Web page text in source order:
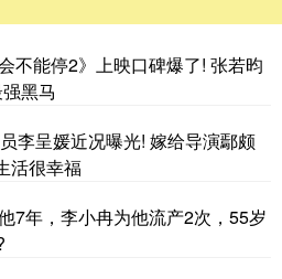
不能停2》上映口碑爆了! 张若昀
黑马
李呈媛近况曝光! 嫁给导演鄢颇
活很幸福
7年，李小冉为他流产2次，55岁